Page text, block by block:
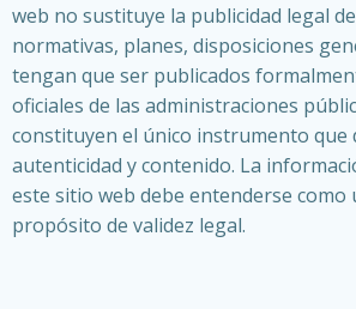
web no sustituye la publicidad legal
normativas, planes, disposiciones
tengan que ser publicados
oficiales de las administraciones
constituyen el único instrumento que
autenticidad y contenido. La
este sitio web debe entenderse como
propósito de validez legal.